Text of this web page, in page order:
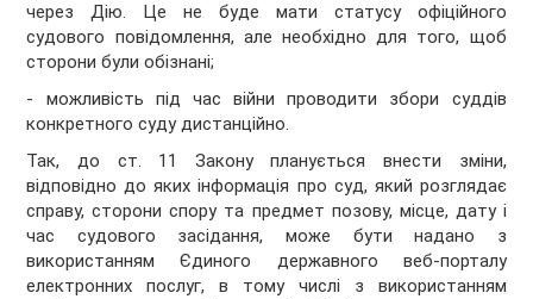
через Дію. Це не буде мати статусу офіційного
судового повідомлення, але необхідно для того, щоб
сторони були обізнані;
- можливість під час війни проводити збори суддів
конкретного суду дистанційно.
Так, до ст. 11 Закону планується внести зміни,
відповідно до яких інформація про суд, який розглядає
справу, сторони спору та предмет позову, місце, дату і
час судового засідання, може бути надано з
використанням Єдиного державного веб-порталу
електронних послуг, в тому числі з використанням